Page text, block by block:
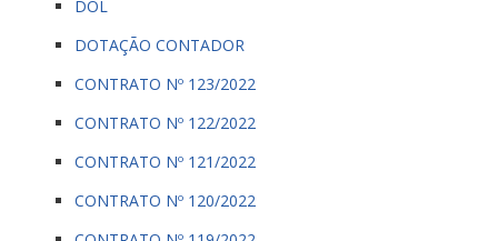
DOL
DOTAÇÃO CONTADOR
CONTRATO Nº 123/2022
CONTRATO Nº 122/2022
CONTRATO Nº 121/2022
CONTRATO Nº 120/2022